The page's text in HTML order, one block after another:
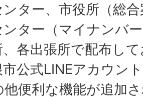
ター、市役所（総
ンター（マイナンバ
各出張所で配布し
市公式LINEアカウン
他便利な機能が追加